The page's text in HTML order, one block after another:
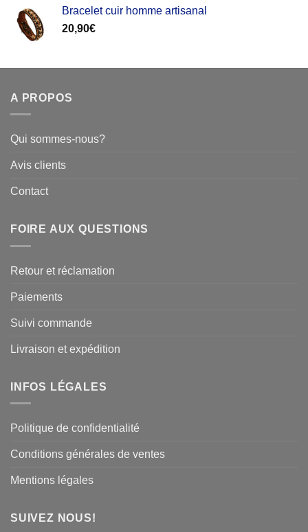
Bracelet cuir homme artisanal
20,90€
A PROPOS
Qui sommes-nous?
Avis clients
Contact
FOIRE AUX QUESTIONS
Retour et réclamation
Paiements
Suivi commande
Livraison et expédition
INFOS LÉGALES
Politique de confidentialité
Conditions générales de ventes
Mentions légales
SUIVEZ NOUS!